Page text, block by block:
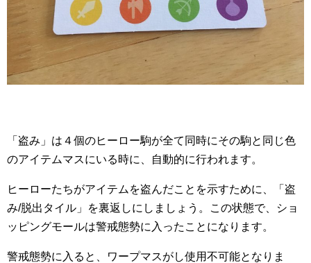
「盗み」は４個のヒーロー駒が全て同時にその駒と同じ色
のアイテムマスにいる時に、自動的に行われます。
ヒーローたちがアイテムを盗んだことを示すために、「盗
み/脱出タイル」を裏返しにしましょう。この状態で、ショ
ッピングモールは警戒態勢に入ったことになります。
警戒態勢に入ると、ワープマスがし使用不可能となりま